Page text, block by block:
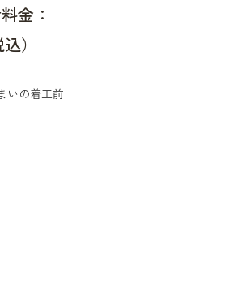
金：
込）